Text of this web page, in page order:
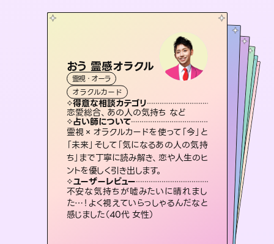
おう 霊感オラクル
霊視・オーラ
オラクルカード
得意な相談カテゴリ
恋愛総合、あの人の気持ち など
占い師について
霊視×オラクルカードを使って「今」と
「未来」そして「気になるあの人の気持
ち」まで丁寧に読み解き、恋や人生のヒ
ントを優しく引き出します。
ユーザーレビュー
不安な気持ちが嘘みたいに晴れまし
た…！よく視えていらっしゃるんだなと
感じました（40代 女性）
未来視師＊花
霊視・オーラ
スピリチュアル・リーディング
得意な相談カテゴリ
出逢い、片想い、復縁 など
占い師について
未来には何パターンもの選択肢があり
ます。不安で視えにくくなっているあな
たの素敵な未来を見つけ、その未来を
選択できるようアドバイスします。
ユーザーレビュー
職場の人の性質や人間関係、本心など
本当によく視えていてびっくり。対策が
打てて前向きになれます（40代）
アイリス -iris-
西洋占星術
ルーン
得意な相談カテゴリ
恋愛総合、片想い、二人の未来 など
占い師について
復縁、恋愛、不倫の行方、同性愛や片
思い、仕事関係や借金問題まで知りた
いことや心の負担になっていることを
紐解き、背中をそっと押して導きます。
ユーザーレビュー
安心感のあり、言い切ってくれる所や濁
さない鑑定のおかげで、毎回自分の気
持ちを整えられます（30代 男性）
セラピスト理恵
霊視・オーラ
スピリチュアル・リーディング
得意な相談カテゴリ
片想い、二人の未来、年の差 など
占い師について
連絡再開、復縁、成就などの報告実績多数。セラピストとして2万超の施術経験があるからこそできる鑑定で、より良い未来をサポートします。
ユーザーレビュー
とても心温まる鑑定でした。しかもこち
らは何も言っていないのに視えていらっ
しゃるんだなと驚きです（30代女性）
スピリチュアル・リーディング
得意な相談カテゴリ
片想い、あの人の気持ち、復縁 など
占い師について
3,700年以上の歴史を持つ東洋最古の
占術「易占」で詳細まで占い、幸せへ向
かう道筋を示します。厳しい結果にも具
体的な対策をお伝えします。
ユーザーレビュー
複雑な背景もしっかり聞いて鑑定して
いただけました。気持ちが楽になりまし
た（50代 女性）
霊視・オーラ タロット
スピリチュアル・リーディング
得意な相談カテゴリ
片想い、あの人の気持ち、復縁 など
占い師について
恋愛のお悩みの中でも特に「曖昧な関
係」の相談を得意としており、友達以上
恋人未満なお相手との今後や本音を丁
寧に読み解き恋愛成就へと導きます。
ユーザーレビュー
鑑定していただいてアドバイス通りに行
動すると仲が復活してきました。ありが
とうございました（40代 女性）